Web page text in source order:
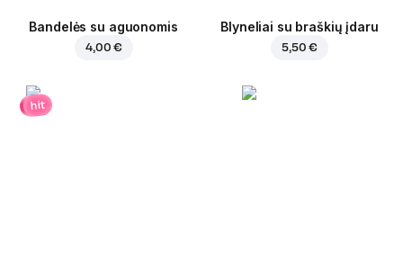
Bandelės su aguonomis
4,00 €
Blyneliai su braškių įdaru
5,50 €
hit